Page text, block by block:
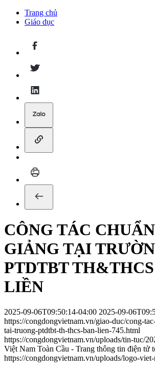
Trang chủ
Giáo dục
CÔNG TÁC
GIẢNG TẠI
PTDTBT
LIỀN
2025-09-06T09:50:14-04:00 2025-09-
https://congdongvietnam.vn/giao-duc/cong-
tai-truong-ptdtbt-th-thcs-ban-lien-745.html
https://congdongvietnam.vn/uploads/tin-tuc/
Việt Nam Toàn Cầu - Trang thông tin điện tử
https://congdongvietnam.vn/uploads/logo-